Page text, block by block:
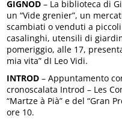
GIGNOD – La biblioteca di
un “Vide grenier”, un
scambiati o venduti a
casalinghi, utensili di
pomeriggio, alle 17,
mia vita” dI Leo Vidi.
INTROD – Appuntamento
cronoscalata Introd – Les
“Martze à Pià” e del “Gran
ore 10.